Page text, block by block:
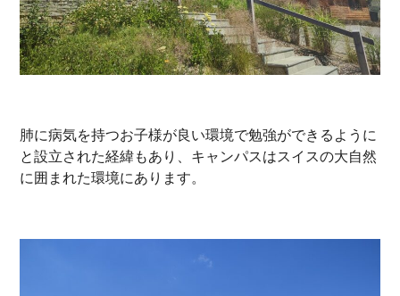
肺に病気を持つお子様が良い環境で勉強ができるように
と設立された経緯もあり、キャンパスはスイスの大自然
に囲まれた環境にあります。